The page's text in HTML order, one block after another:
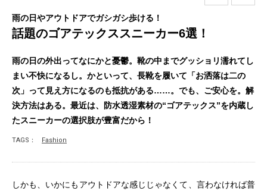
雨の日やアウトドアでガシガシ歩ける！
話題のゴアテックススニーカー6選！
雨の日の外出ってなにかと憂鬱。靴の中までグッショリ濡れてし
まい不快になるし。かといって、長靴を履いて「お洒落は二の
次」って見え方になるのも抵抗がある……。でも、ご安心を。解
決方法はある。最近は、防水透湿素材の“ゴアテックス”を内蔵し
たスニーカーの選択肢が豊富だから！
TAGS： Fashion
しかも、いかにもアウトドアな感じじゃなくて、言わなければ普